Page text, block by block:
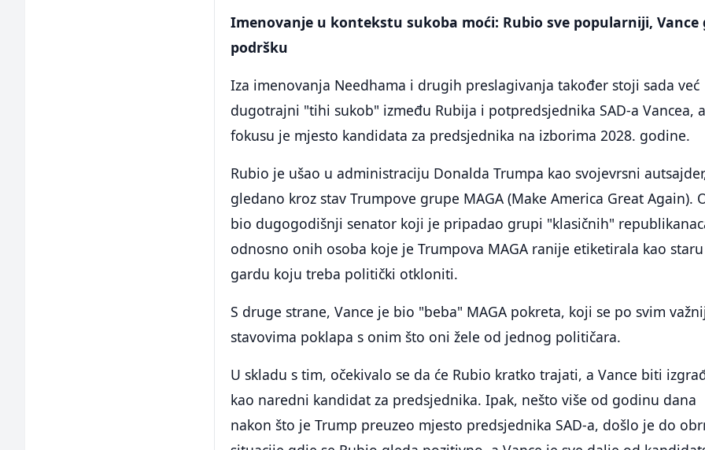
Imenovanje u kontekstu sukoba moći: Rubio sve popularniji, Vance
podršku
Iza imenovanja Needhama i drugih preslagivanja također stoji sada već
dugotrajni "tihi sukob" između Rubija i potpredsjednika SAD-a Vancea,
fokusu je mjesto kandidata za predsjednika na izborima 2028. godine.
Rubio je ušao u administraciju Donalda Trumpa kao svojevrsni
gledano kroz stav Trumpove grupe MAGA (Make America Great Again).
bio dugogodišnji senator koji je pripadao grupi "klasičnih"
odnosno onih osoba koje je Trumpova MAGA ranije etiketirala kao staru
gardu koju treba politički otkloniti.
S druge strane, Vance je bio "beba" MAGA pokreta, koji se po svim
stavovima poklapa s onim što oni žele od jednog političara.
U skladu s tim, očekivalo se da će Rubio kratko trajati, a Vance biti
kao naredni kandidat za predsjednika. Ipak, nešto više od godinu dana
nakon što je Trump preuzeo mjesto predsjednika SAD-a, došlo je do